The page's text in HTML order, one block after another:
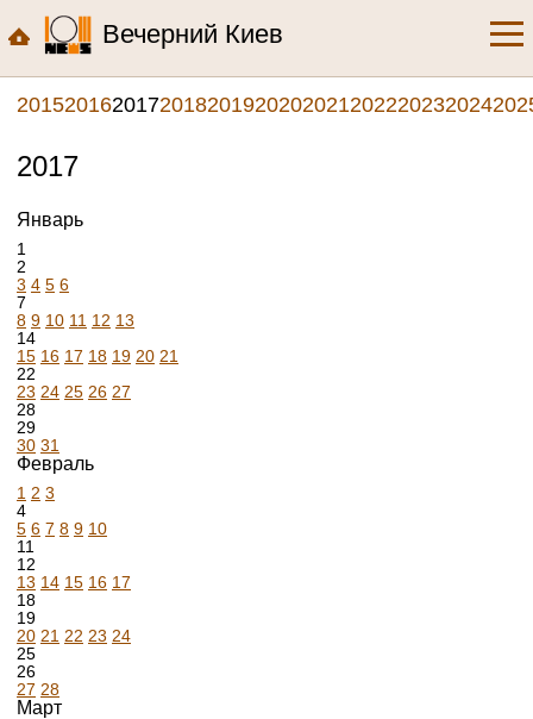
Вечерний Киев
2015201620172018201920202021202220232024
2017
Январь
1
2
3 4 5 6
7
8 9 10 11 12 13
14
15 16 17 18 19 20 21
22
23 24 25 26 27
28
29
30 31
Февраль
1 2 3
4
5 6 7 8 9 10
11
12
13 14 15 16 17
18
19
20 21 22 23 24
25
26
27 28
Март